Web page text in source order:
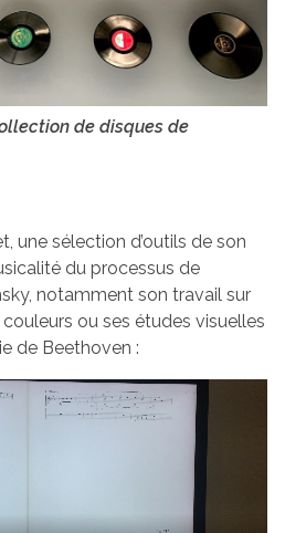
de disques de
une sélection d’outils de son
du processus de
notamment son travail sur
ou ses études visuelles
de Beethoven :